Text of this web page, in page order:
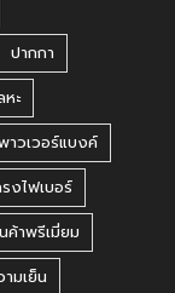
ปากกา
หะ
าวเวอร์แบงค์
งไฟเบอร์
ค้าพรีเมี่ยม
มเย็น